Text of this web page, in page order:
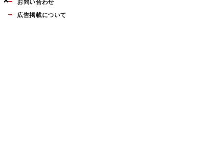
お問い合わせ
広告掲載について